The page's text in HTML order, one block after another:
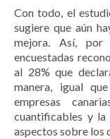
Con todo, el
sugiere que aún
mejora. Así, por
encuestadas
al 28% que
manera, igual
empresas
cuantificables y la
aspectos sobre los